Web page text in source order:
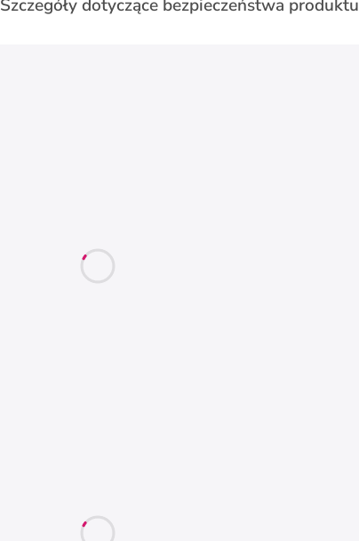
Szczegóły dotyczące bezpieczeństwa produktu